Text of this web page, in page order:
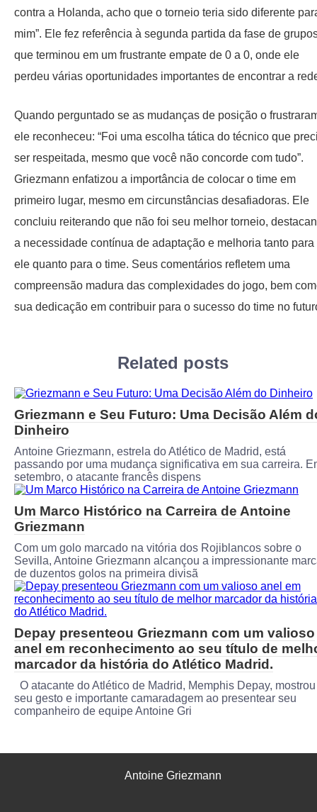
contra a Holanda, acho que o torneio teria sido diferente
mim”. Ele fez referência à segunda partida da fase de
que terminou em um frustrante empate de 0 a 0, onde ele
perdeu várias oportunidades importantes de encontrar a
Quando perguntado se as mudanças de posição o
ele reconheceu: “Foi uma escolha tática do técnico que
ser respeitada, mesmo que você não concorde com tudo”.
Griezmann enfatizou a importância de colocar o time em
primeiro lugar, mesmo em circunstâncias desafiadoras. Ele
concluiu reiterando que não foi seu melhor torneio,
a necessidade contínua de adaptação e melhoria tanto para
ele quanto para o time. Seus comentários refletem uma
compreensão madura das complexidades do jogo, bem
sua dedicação em contribuir para o sucesso do time no
Related posts
Griezmann e Seu Futuro: Uma Decisão Além
Dinheiro
Antoine Griezmann, estrela do Atlético de Madrid, está
passando por uma mudança significativa em sua carreira.
setembro, o atacante francês dispens
Um Marco Histórico na Carreira de Antoine
Griezmann
Com um golo marcado na vitória dos Rojiblancos sobre o
Sevilla, Antoine Griezmann alcançou a impressionante
de duzentos golos na primeira divisã
Depay presenteou Griezmann com um valioso
anel em reconhecimento ao seu título de
marcador da história do Atlético Madrid.
O atacante do Atlético de Madrid, Memphis Depay, mostrou
seu gesto e importante camaradagem ao presentear seu
companheiro de equipe Antoine Gri
Antoine Griezmann